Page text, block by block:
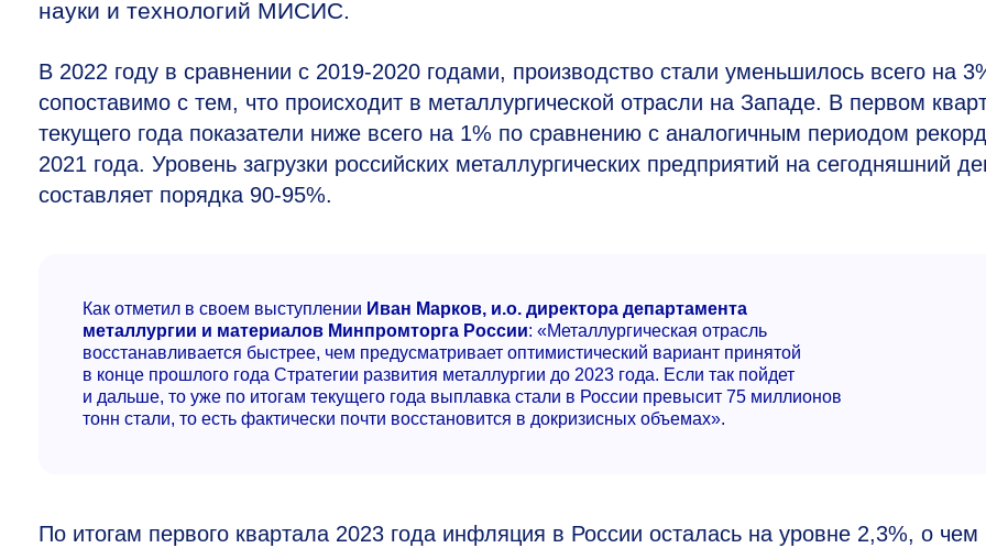
науки и технологий МИСИС.
В 2022 году в сравнении с 2019-2020 годами, производство стали уменьшилось всего на
сопоставимо с тем, что происходит в металлургической отрасли на Западе. В первом
текущего года показатели ниже всего на 1% по сравнению с аналогичным периодом
2021 года. Уровень загрузки российских металлургических предприятий на сегодняшний
составляет порядка 90-95%.
Как отметил в своем выступлении Иван Марков, и.о. директора департамента
металлургии и материалов Минпромторга России: «Металлургическая отрасль
восстанавливается быстрее, чем предусматривает оптимистический вариант принятой
в конце прошлого года Стратегии развития металлургии до 2023 года. Если так пойдет
и дальше, то уже по итогам текущего года выплавка стали в России превысит 75 миллионов
тонн стали, то есть фактически почти восстановится в докризисных объемах».
По итогам первого квартала 2023 года инфляция в России осталась на уровне 2,3%, о чем